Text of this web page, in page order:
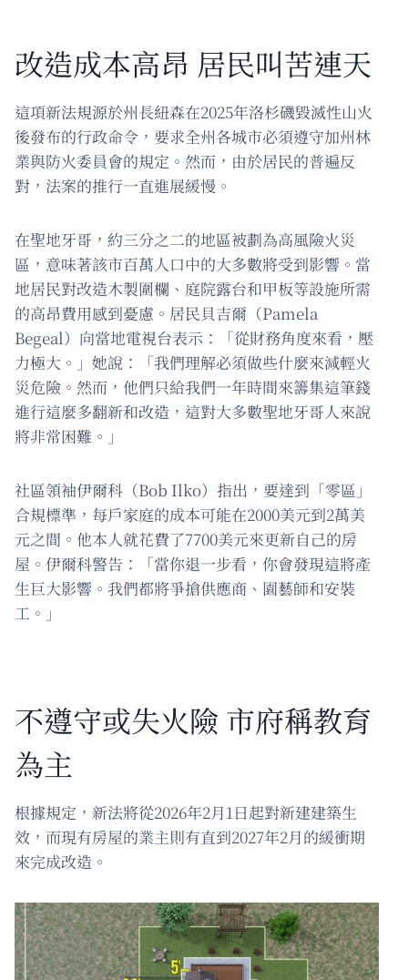
改造成本高昂 居民叫苦連天
這項新法規源於州長紐森在2025年洛杉磯毀滅性山火
後發布的行政命令，要求全州各城市必須遵守加州林
業與防火委員會的規定。然而，由於居民的普遍反
對，法案的推行一直進展緩慢。
在聖地牙哥，約三分之二的地區被劃為高風險火災
區，意味著該市百萬人口中的大多數將受到影響。當
地居民對改造木製圍欄、庭院露台和甲板等設施所需
的高昂費用感到憂慮。居民貝吉爾（Pamela
Begeal）向當地電視台表示：「從財務角度來看，壓
力極大。」她說：「我們理解必須做些什麼來減輕火
災危險。然而，他們只給我們一年時間來籌集這筆錢
進行這麼多翻新和改造，這對大多數聖地牙哥人來說
將非常困難。」
社區領袖伊爾科（Bob Ilko）指出，要達到「零區」
合規標準，每戶家庭的成本可能在2000美元到2萬美
元之間。他本人就花費了7700美元來更新自己的房
屋。伊爾科警告：「當你退一步看，你會發現這將產
生巨大影響。我們都將爭搶供應商、園藝師和安裝
工。」
不遵守或失火險 市府稱教育
為主
根據規定，新法將從2026年2月1日起對新建建築生
效，而現有房屋的業主則有直到2027年2月的緩衝期
來完成改造。